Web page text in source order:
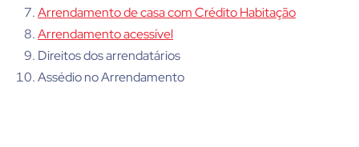
Arrendamento de casa com Crédito Habitação
Arrendamento acessível
Direitos dos arrendatários
Assédio no Arrendamento